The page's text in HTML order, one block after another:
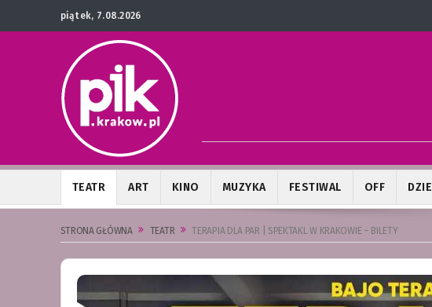
piątek, 7.08.2026
TEATR ART KINO MUZYKA FESTIWAL OFF
STRONA GŁÓWNA TEATR TERAPIA DLA PAR | SPEKTAKL W KRAKOWIE – BILETY